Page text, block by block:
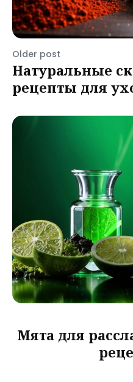
Older post
Натуральные
рецепты для
Мята для